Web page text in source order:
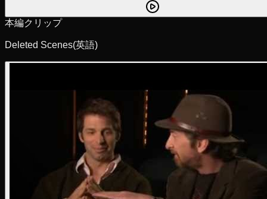
本編クリップ
Deleted Scenes(英語)